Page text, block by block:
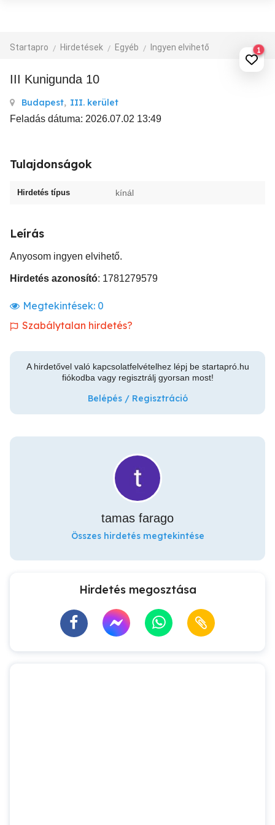
Startapro Hirdetések Egyéb Ingyen elvihető 1
III Kunigunda 10
Budapest, III. kerület
Feladás dátuma: 2026.07.02 13:49
Tulajdonságok
Hirdetés típus kínál
Leírás
Anyosom ingyen elvihető.
Hirdetés azonosító: 1781279579
Megtekintések: 0
Szabálytalan hirdetés?
A hirdetővel való kapcsolatfelvételhez lépj be startapró.hu
fiókodba vagy regisztrálj gyorsan most!
Belépés / Regisztráció
tamas farago
Összes hirdetés megtekintése
Hirdetés megosztása